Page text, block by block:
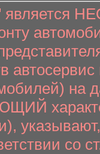
является
на
характер
со